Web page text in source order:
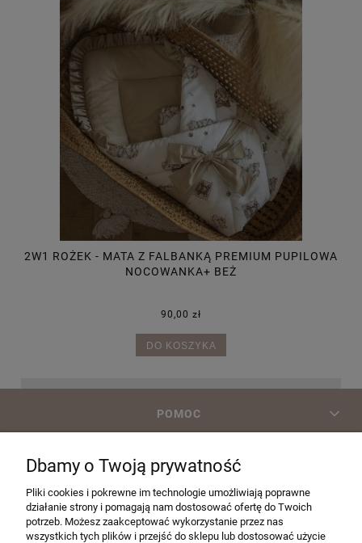
2W1 ROŻEK - MATA Z FALBANKĄ PREMIUM PUPILOWA
NOCOWANKA+ BEŻ
90,00 zł
DO KOSZYKA
POMOC
MOJE KONTO
PŁATNOŚCI I DOSTAWA
Dbamy o Twoją prywatność
Pliki cookies i pokrewne im technologie umożliwiają poprawne
działanie strony i pomagają nam dostosować ofertę do Twoich
potrzeb. Możesz zaakceptować wykorzystanie przez nas
wszystkich tych plików i przejść do sklepu lub dostosować użycie